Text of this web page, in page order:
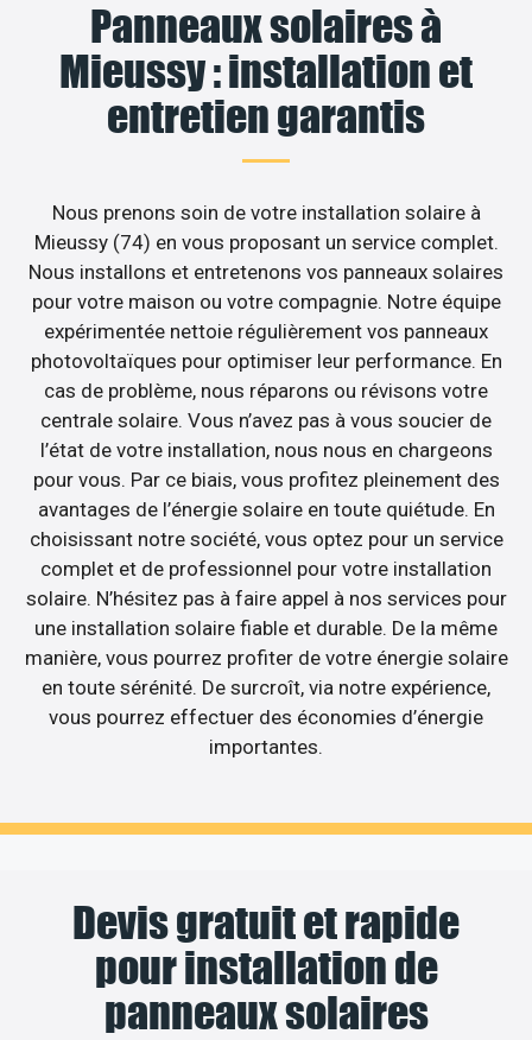
Panneaux solaires à
Mieussy : installation et
entretien garantis
Nous prenons soin de votre installation solaire à
Mieussy (74) en vous proposant un service complet.
Nous installons et entretenons vos panneaux solaires
pour votre maison ou votre compagnie. Notre équipe
expérimentée nettoie régulièrement vos panneaux
photovoltaïques pour optimiser leur performance. En
cas de problème, nous réparons ou révisons votre
centrale solaire. Vous n’avez pas à vous soucier de
l’état de votre installation, nous nous en chargeons
pour vous. Par ce biais, vous profitez pleinement des
avantages de l’énergie solaire en toute quiétude. En
choisissant notre société, vous optez pour un service
complet et de professionnel pour votre installation
solaire. N’hésitez pas à faire appel à nos services pour
une installation solaire fiable et durable. De la même
manière, vous pourrez profiter de votre énergie solaire
en toute sérénité. De surcroît, via notre expérience,
vous pourrez effectuer des économies d’énergie
importantes.
Devis gratuit et rapide
pour installation de
panneaux solaires